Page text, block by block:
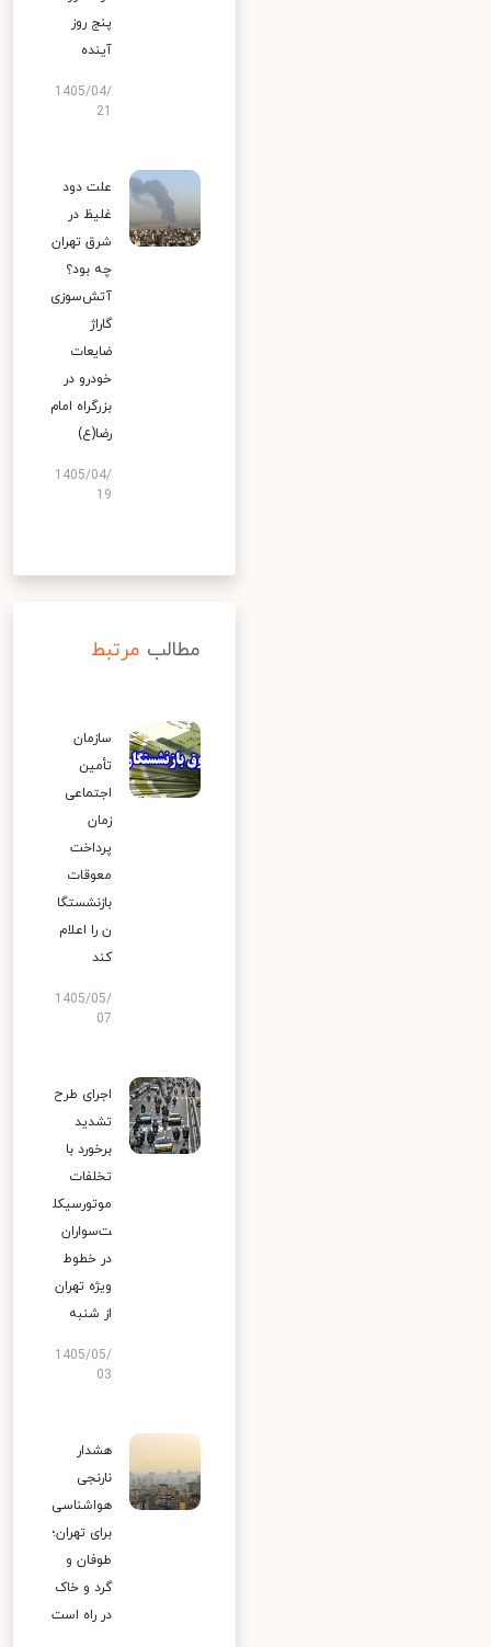
پنج روز
آینده
1405/04/
علت دود
غلیظ در
شرق تهران
چه بود؟
آتش‌سوزی
گاراژ
ضایعات
خودرو در
بزرگراه امام
رضا(ع)
1405/04/
19
مطالب مرتبط
سازمان
تأمین
اجتماعی
زمان
پرداخت
معوقات
بازنشستگا
ن را اعلام
کند
1405/05/
07
اجرای طرح
تشدید
برخورد با
تخلفات
موتورسیکل
ت‌سواران
در خطوط
ویژه تهران
از شنبه
1405/05/
03
هشدار
نارنجی
هواشناسی
برای تهران؛
طوفان و
گرد و خاک
در راه است